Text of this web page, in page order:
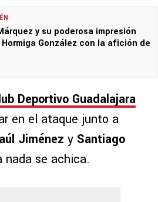
y su poderosa impresión
González con la afición de
Deportivo Guadalajara
en el ataque junto a
Jiménez y Santiago
nada se achica.